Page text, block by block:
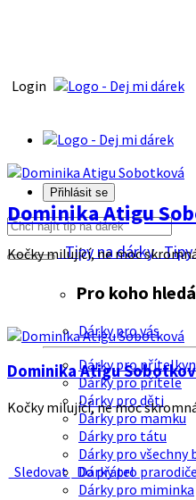
Login
Přihlásit se
Tipy na dárkyTipy
Pro koho
Dárky pro vás
Dárky pro
Dárky pro přítele
Dárky pro děti
Dárky pro mamku
Dárky pro tátu
Dárky pro všechny
Dárky pro prarodiče
Dárky pro miminka
Dominika Atigu
Kočky milující, ne moc
Dominika Atigu
Kočky milující, ne moc
Sledovat Do přátel